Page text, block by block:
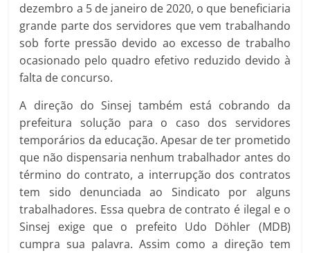
dezembro a 5 de janeiro de 2020, o que beneficiaria
grande parte dos servidores que vem trabalhando
sob forte pressão devido ao excesso de trabalho
ocasionado pelo quadro efetivo reduzido devido à
falta de concurso.
A direção do Sinsej também está cobrando da
prefeitura solução para o caso dos servidores
temporários da educação. Apesar de ter prometido
que não dispensaria nenhum trabalhador antes do
término do contrato, a interrupção dos contratos
tem sido denunciada ao Sindicato por alguns
trabalhadores. Essa quebra de contrato é ilegal e o
Sinsej exige que o prefeito Udo Döhler (MDB)
cumpra sua palavra. Assim como a direção tem